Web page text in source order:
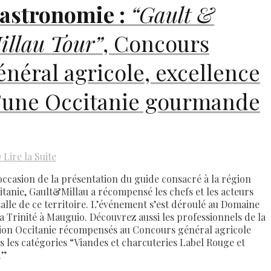
: “Gault &
Tour”, Concours
agricole, excellence
Occitanie gourmande
Lire la Suite
de la présentation du guide consacré à la région
Gault&Millau a récompensé les chefs et les acteurs
de ce territoire. L’événement s’est déroulé au Domaine
Trinité à Mauguio. Découvrez aussi les professionnels de la
Occitanie récompensés au Concours général agricole
les catégories “Viandes et charcuteries Label Rouge et